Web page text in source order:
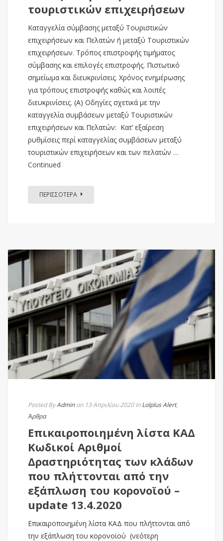
τουριστικών επιχειρήσεων
Καταγγελία σύμβασης μεταξύ Τουριστικών
επιχειρήσεων και Πελατών ή μεταξύ Τουριστικών
επιχειρήσεων. Τρόπος επιστροφής τιμήματος
σύμβασης και επιλογές επιστροφής. Πιστωτικό
σημείωμα και διευκρινίσεις. Χρόνος ενημέρωσης
για τρόπους επιστροφής καθώς και λοιπές
διευκρινίσεις. (Α) Οδηγίες σχετικά με την
καταγγελία συμβάσεων μεταξύ Τουριστικών
επιχειρήσεων και Πελατών: Κατ’ εξαίρεση
ρυθμίσεις περί καταγγελίας συμβάσεων μεταξύ
τουριστικών επιχειρήσεων και των πελατών …
Continued
ΠΕΡΙΣΣΟΤΕΡΑ
Posted ByAdmin on 13 Απριλίου 2020inLolplus Alert,
Άρθρα
Επικαιροποιημένη λίστα ΚΑΔ
Κωδικοί Αριθμοί
Δραστηριότητας των κλάδων
που πλήττονται από την
εξάπλωση του κορονοϊού –
update 13.4.2020
Επικαιροποιημένη λίστα ΚΑΔ που πλήττονται από
την εξάπλωση του κορονοϊού (νεότερη